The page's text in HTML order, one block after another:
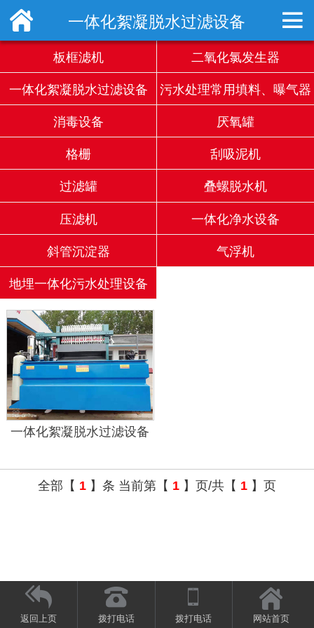
 一体化絮凝脱水过滤设备 
板框滤机 二氧化氯发生器
一体化絮凝脱水过滤设备 污水处理常用填料、曝气器
消毒设备 厌氧罐
格栅 刮吸泥机
过滤罐 叠螺脱水机
压滤机 一体化净水设备
斜管沉淀器 气浮机
地埋一体化污水处理设备
一体化絮凝脱水过滤设备
全部【 1 】条 当前第【 1 】页/共【 1 】页

返回上页

拨打电话

拨打电话

网站首页